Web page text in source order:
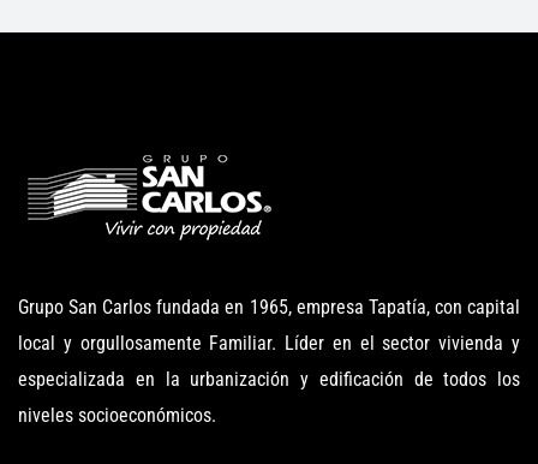
Grupo San Carlos fundada en 1965, empresa Tapatía, con capital
local y orgullosamente Familiar. Líder en el sector vivienda y
especializada en la urbanización y edificación de todos los
niveles socioeconómicos.